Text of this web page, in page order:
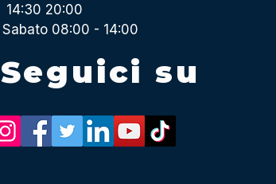
14:30 20:00
Sabato 08:00 - 14:00
Seguici su